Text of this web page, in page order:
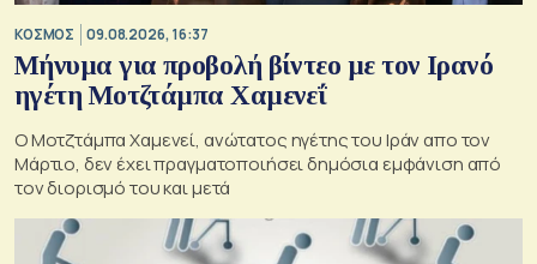
ΚΟΣΜΟΣ 09.08.2026, 16:37
Μήνυμα για προβολή βίντεο με τον Ιρανό
ηγέτη Μοτζτάμπα Χαμενεΐ
Ο Μοτζτάμπα Χαμενεί, ανώτατος ηγέτης του Ιράν απο τον
Μάρτιο, δεν έχει πραγματοποιήσει δημόσια εμφάνιση από
τον διορισμό του και μετά